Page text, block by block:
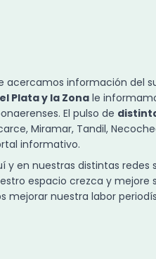
acercamos información del
Plata y la Zonale
El pulso de
Miramar, Tandil,
informativo.
en nuestras distintas redes
espacio crezca y mejore
mejorar nuestra labor